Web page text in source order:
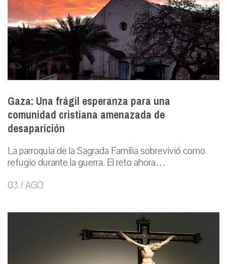
Gaza: Una frágil esperanza para una
comunidad cristiana amenazada de
desaparición
La parroquia de la Sagrada Familia sobrevivió como
refugio durante la guerra. El reto ahora…
03 / AGO